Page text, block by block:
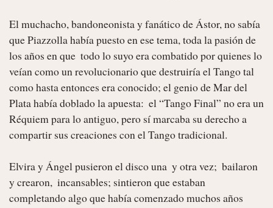
El muchacho, bandoneonista y fanático de Ástor, no sabía
que Piazzolla había puesto en ese tema, toda la pasión de
los años en que  todo lo suyo era combatido por quienes lo
veían como un revolucionario que destruiría el Tango tal
como hasta entonces era conocido; el genio de Mar del
Plata había doblado la apuesta:  el “Tango Final” no era un
Réquiem para lo antiguo, pero sí marcaba su derecho a
compartir sus creaciones con el Tango tradicional.
Elvira y Ángel pusieron el disco una  y otra vez;  bailaron
y crearon,  incansables; sintieron que estaban
completando algo que había comenzado muchos años